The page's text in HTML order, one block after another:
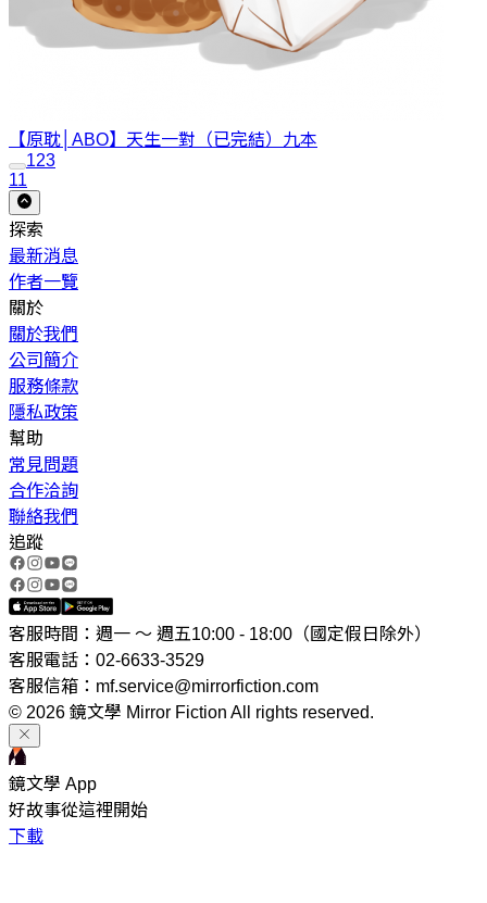
【原耽│ABO】天生一對（已完結） 九本
123
11
探索
最新消息
作者一覽
關於
關於我們
公司簡介
服務條款
隱私政策
幫助
常見問題
合作洽詢
聯絡我們
追蹤
客服時間：週一 ～ 週五10:00 - 18:00（國定假日除外）
客服電話：02-6633-3529
客服信箱：mf.service@mirrorfiction.com
© 2026 鏡文學 Mirror Fiction All rights reserved.
鏡文學 App
好故事從這裡開始
下載